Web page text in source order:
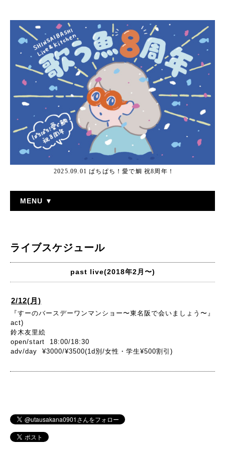
2025.09.01 ぱちぱち！愛で鯛 祝8周年！
MENU ▼
ライブスケジュール
past live(2018年2月〜)
2/12(月)
『すーのバースデーワンマンショー〜東名阪で会いましょう〜』
act)
鈴木友里絵
open/start 18:00/18:30
adv/day ¥3000/¥3500(1d別/女性・学生¥500割引)